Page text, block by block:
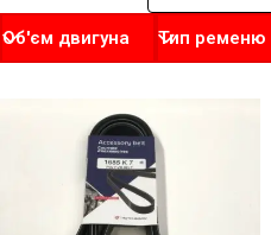
Об'єм двигуна Тип ременю